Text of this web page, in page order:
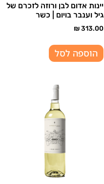
יינות אדום לבן ורוזה לזכרם של
גיל וענבר בויום | כשר
₪313.00
הוספה לסל